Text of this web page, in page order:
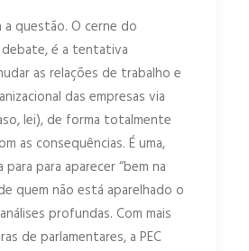
a questão. O cerne do
é a tentativa
as relações de trabalho e
das empresas via
lei), de forma totalmente
as consequências. É uma,
para para aparecer “bem na
quem não está aparelhado o
profundas. Com mais
de parlamentares, a PEC